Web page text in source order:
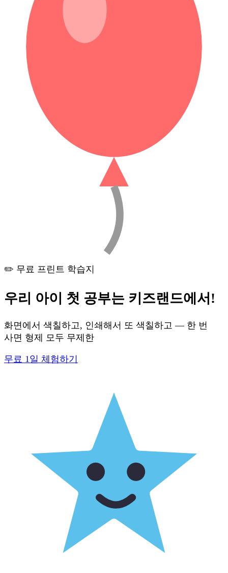
✏️ 무료 프린트 학습지
우리 아이 첫 공부는 키즈랜드에서!
화면에서 색칠하고, 인쇄해서 또 색칠하고 — 한 번
사면 형제 모두 무제한
무료 1일 체험하기